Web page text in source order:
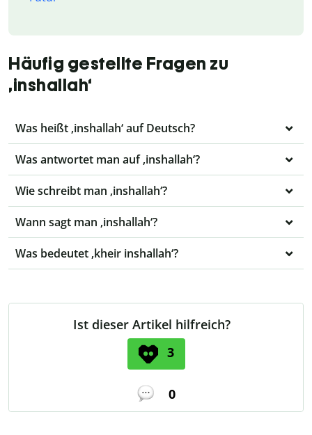
Häufig gestellte Fragen zu
‚inshallah‘
Was heißt ‚inshallah‘ auf Deutsch?
Was antwortet man auf ‚inshallah‘?
Wie schreibt man ‚inshallah‘?
Wann sagt man ‚inshallah‘?
Was bedeutet ‚kheir inshallah‘?
Ist dieser Artikel hilfreich?
3
0